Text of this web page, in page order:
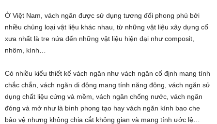
Ở Việt Nam, vách ngăn được sử dụng tương đối phong phú bởi
nhiều chủng loại vật liệu khác nhau, từ những vật liệu xây dựng cổ
xưa nhất là tre nứa đến những vật liệu hiện đại như composit,
nhôm, kính…
Có nhiều kiểu thiết kế vách ngăn như vách ngăn cố định mang tính
chắc chắn, vách ngăn di động mang tính năng động, vách ngăn sử
dụng chất liệu cứng và mềm, vách ngăn chống nước, vách ngăn
đóng và mở như là bình phong tạo hay vách ngăn kính bao che
bảo vệ nhưng không chia cắt không gian và mang tính ước lệ…